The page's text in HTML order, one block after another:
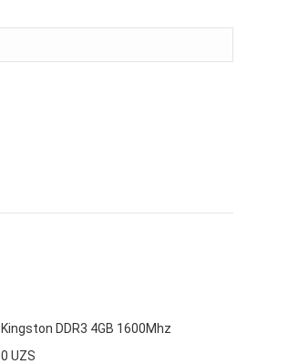
Kingston DDR3 4GB 1600Mhz
0 UZS